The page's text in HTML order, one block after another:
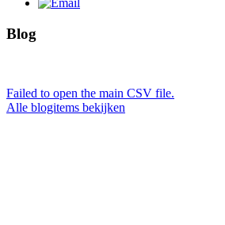
Blog
Failed to open the main CSV file.
Alle blogitems bekijken